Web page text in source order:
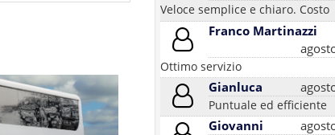
Veloce semplice e chiaro. Costo
Franco Martinazzi
Ottimo servizio
Gianluca
Puntuale ed efficiente
Giovanni